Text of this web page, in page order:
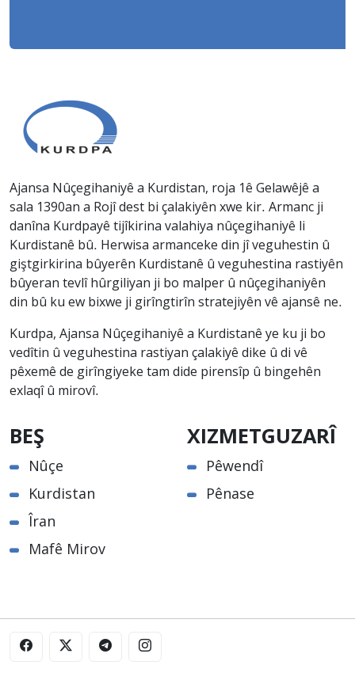
Ajansa Nûçegihaniyê a Kurdistan, roja 1ê Gelawêjê a
sala 1390an a Rojî dest bi çalakiyên xwe kir. Armanc ji
danîna Kurdpayê tijîkirina valahiya nûçegihaniyê li
Kurdistanê bû. Herwisa armanceke din jî veguhestin û
giştgirkirina bûyerên Kurdistanê û veguhestina rastiyên
bûyeran tevlî hûrgiliyan ji bo malper û nûçegihaniyên
din bû ku ew bixwe ji girîngtirîn stratejiyên vê ajansê ne.
Kurdpa, Ajansa Nûçegihaniyê a Kurdistanê ye ku ji bo
vedîtin û veguhestina rastiyan çalakiyê dike û di vê
pêxemê de girîngiyeke tam dide pirensîp û bingehên
exlaqî û mirovî.
BEŞ
Nûçe
Kurdistan
Îran
Mafê Mirov
XIZMETGUZARÎ
Pêwendî
Pênase